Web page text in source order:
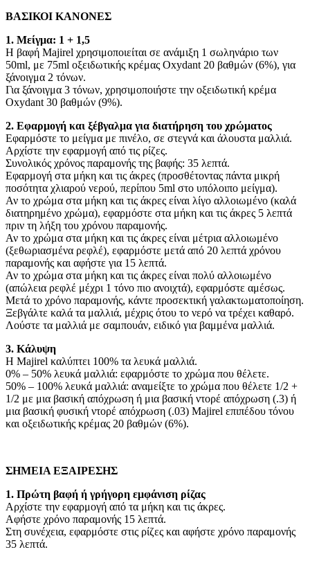
ΒΑΣΙΚΟΙ ΚΑΝΟΝΕΣ
1. Μείγμα: 1 + 1,5
Η βαφή Majirel χρησιμοποιείται σε ανάμιξη 1 σωληνάριο των
50ml, με 75ml οξειδωτικής κρέμας Oxydant 20 βαθμών (6%), για
ξάνοιγμα 2 τόνων.
Για ξάνοιγμα 3 τόνων, χρησιμοποιήστε την οξειδωτική κρέμα
Oxydant 30 βαθμών (9%).
2. Εφαρμογή και ξέβγαλμα για διατήρηση του χρώματος
Εφαρμόστε το μείγμα με πινέλο, σε στεγνά και άλουστα μαλλιά.
Αρχίστε την εφαρμογή από τις ρίζες.
Συνολικός χρόνος παραμονής της βαφής: 35 λεπτά.
Εφαρμογή στα μήκη και τις άκρες (προσθέτοντας πάντα μικρή
ποσότητα χλιαρού νερού, περίπου 5ml στο υπόλοιπο μείγμα).
Αν το χρώμα στα μήκη και τις άκρες είναι λίγο αλλοιωμένο (καλά
διατηρημένο χρώμα), εφαρμόστε στα μήκη και τις άκρες 5 λεπτά
πριν τη λήξη του χρόνου παραμονής.
Αν το χρώμα στα μήκη και τις άκρες είναι μέτρια αλλοιωμένο
(ξεθωριασμένα ρεφλέ), εφαρμόστε μετά από 20 λεπτά χρόνου
παραμονής και αφήστε για 15 λεπτά.
Αν το χρώμα στα μήκη και τις άκρες είναι πολύ αλλοιωμένο
(απώλεια ρεφλέ μέχρι 1 τόνο πιο ανοιχτά), εφαρμόστε αμέσως.
Μετά το χρόνο παραμονής, κάντε προσεκτική γαλακτωματοποίηση.
Ξεβγάλτε καλά τα μαλλιά, μέχρις ότου το νερό να τρέχει καθαρό.
Λούστε τα μαλλιά με σαμπουάν, ειδικό για βαμμένα μαλλιά.
3. Κάλυψη
Η Majirel καλύπτει 100% τα λευκά μαλλιά.
0% – 50% λευκά μαλλιά: εφαρμόστε το χρώμα που θέλετε.
50% – 100% λευκά μαλλιά: αναμείξτε το χρώμα που θέλετε 1/2 +
1/2 με μια βασική απόχρωση ή μια βασική ντορέ απόχρωση (.3) ή
μια βασική φυσική ντορέ απόχρωση (.03) Majirel επιπέδου τόνου
και οξειδωτικής κρέμας 20 βαθμών (6%).
ΣΗΜΕΙΑ ΕΞΑΙΡΕΣΗΣ
1. Πρώτη βαφή ή γρήγορη εμφάνιση ρίζας
Αρχίστε την εφαρμογή από τα μήκη και τις άκρες.
Αφήστε χρόνο παραμονής 15 λεπτά.
Στη συνέχεια, εφαρμόστε στις ρίζες και αφήστε χρόνο παραμονής
35 λεπτά.